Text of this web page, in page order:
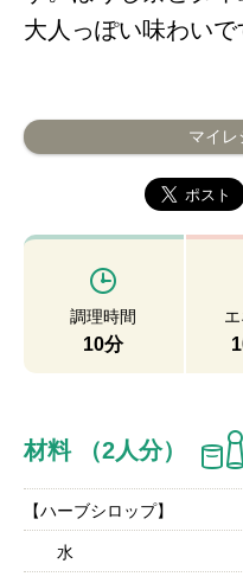
大人っぽい味わいで
マイレ
調理時間
10分
材料 （2人分）
【ハーブシロップ】
水